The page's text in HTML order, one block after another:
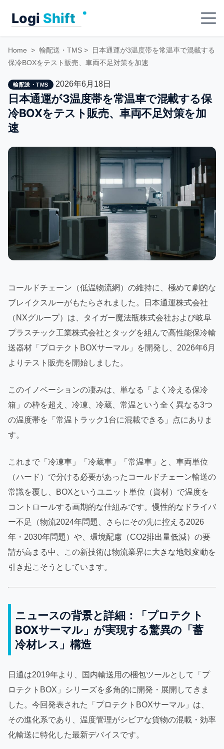
Menu
Home > 輸配送・TMS >
日本通運が3温度帯を常温車で混載する
保冷BOXをテスト販売、車両不足対策を加速
輸配送・TMS 2026年6月18日
日本通運が3温度帯を常温車で混載する保
冷BOXをテスト販売、車両不足対策を加
速
コールドチェーン（低温物流網）の維持に、極めて劇的な
ブレイクスルーがもたらされました。日本通運株式会社
（NXグループ）は、タイガー魔法瓶株式会社および岐阜
プラスチック工業株式会社とタッグを組んで高性能保冷輸
送器材「プロテクトBOXサーマル」を開発し、2026年6月
よりテスト販売を開始しました。
このイノベーションの凄みは、単なる「よく冷える保冷
箱」の枠を超え、冷凍、冷蔵、常温という全く異なる3つ
の温度帯を「常温トラック1台に混載できる」点にありま
す。
これまで「冷凍車」「冷蔵車」「常温車」と、車両単位
（ハード）で分ける必要があったコールドチェーン輸送の
常識を覆し、BOXというユニット単位（資材）で温度を
コントロールする画期的な仕組みです。慢性的なドライバ
ー不足（物流2024年問題、さらにその先に控える2026
年・2030年問題）や、環境配慮（CO2排出量低減）の要
請が高まる中、この新技術は物流業界に大きな地殻変動を
引き起こそうとしています。
ニュースの背景と詳細：「プロテクト
BOXサーマル」が実現する驚異の「蓄
冷材レス」構造
日通は2019年より、国内輸送用の梱包ツールとして「プ
ロテクトBOX」シリーズを多角的に開発・展開してきま
した。今回発表された「プロテクトBOXサーマル」は、
その進化系であり、温度管理がシビアな貨物の混載・効率
化輸送に特化した最新デバイスです。